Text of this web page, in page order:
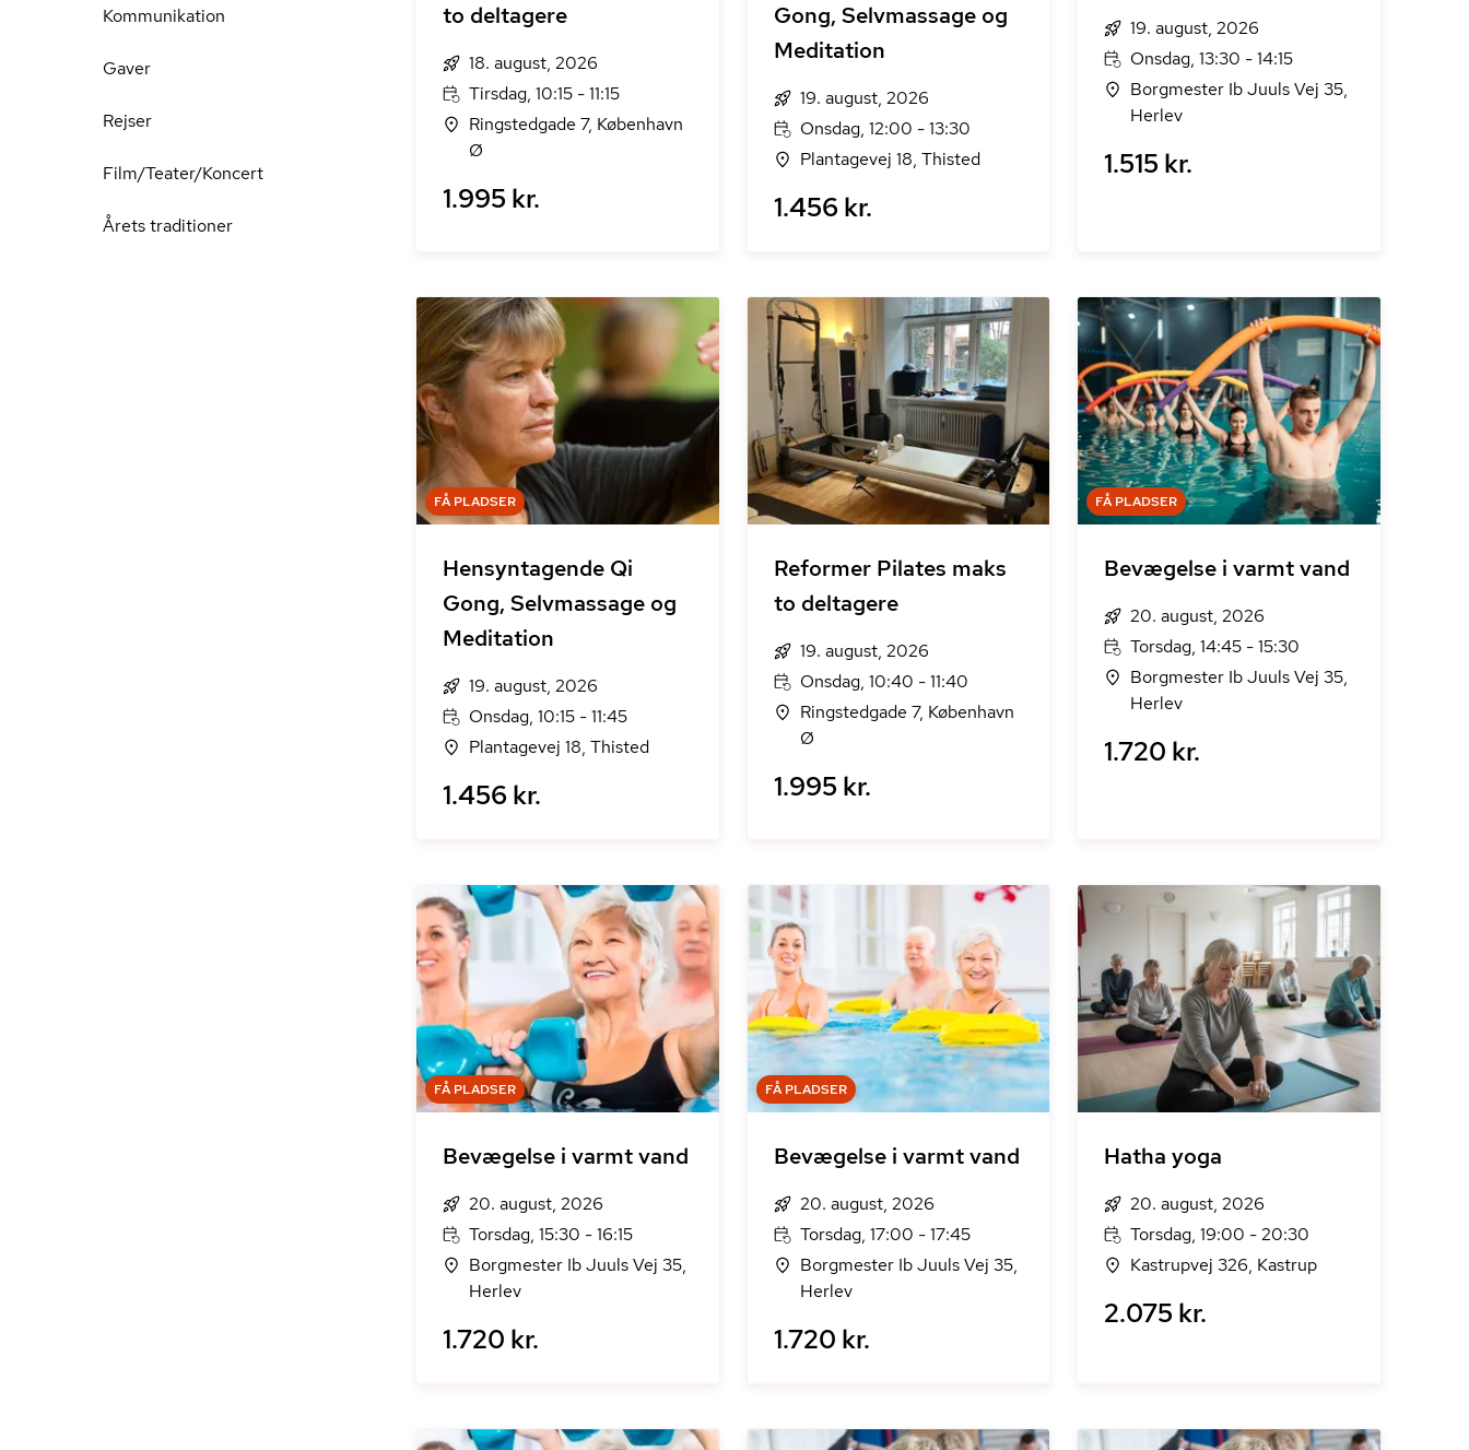
Kommunikation
Gaver
Rejser
Film/Teater/Koncert
Årets traditioner
to deltagere
18. august, 2026
Tirsdag, 10:15 - 11:15
Ringstedgade 7, København
Ø
1.995 kr.
Gong, Selvmassage og
Meditation
19. august, 2026
Onsdag, 12:00 - 13:30
Plantagevej 18, Thisted
1.456 kr.
19. august, 2026
Onsdag, 13:30 - 14:15
Borgmester Ib Juuls Vej 35,
Herlev
1.515 kr.
FÅ PLADSER
Hensyntagende Qi
Gong, Selvmassage og
Meditation
19. august, 2026
Onsdag, 10:15 - 11:45
Plantagevej 18, Thisted
1.456 kr.
Reformer Pilates maks
to deltagere
19. august, 2026
Onsdag, 10:40 - 11:40
Ringstedgade 7, København
Ø
1.995 kr.
FÅ PLADSER
Bevægelse i varmt vand
20. august, 2026
Torsdag, 14:45 - 15:30
Borgmester Ib Juuls Vej 35,
Herlev
1.720 kr.
FÅ PLADSER
Bevægelse i varmt vand
20. august, 2026
Torsdag, 15:30 - 16:15
Borgmester Ib Juuls Vej 35,
Herlev
1.720 kr.
FÅ PLADSER
Bevægelse i varmt vand
20. august, 2026
Torsdag, 17:00 - 17:45
Borgmester Ib Juuls Vej 35,
Herlev
1.720 kr.
Hatha yoga
20. august, 2026
Torsdag, 19:00 - 20:30
Kastrupvej 326, Kastrup
2.075 kr.